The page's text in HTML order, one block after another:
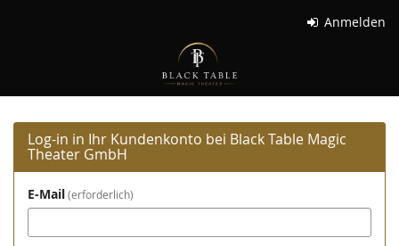
Anmelden
Table
Magic
Theater
GmbH
Log-in in Ihr Kundenkonto bei Black Table Magic
Theater GmbH
E-Mail erforderlich